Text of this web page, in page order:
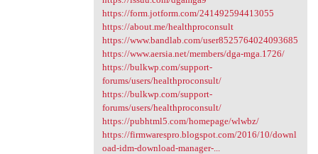
https://form.jotform.com/241492594413055
https://about.me/healthproconsult
https://www.bandlab.com/user8525764024093685
https://www.aersia.net/members/dga-mga.1726/
https://bulkwp.com/support-
forums/users/healthproconsult/
https://bulkwp.com/support-
forums/users/healthproconsult/
https://pubhtml5.com/homepage/wlwbz/
https://firmwarespro.blogspot.com/2016/10/downl
oad-idm-download-manager-...